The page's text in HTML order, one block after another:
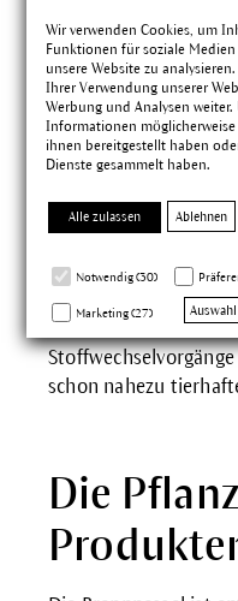
Wir verwenden Cookies, um
Funktionen für soziale
unsere Website zu
Ihrer Verwendung unserer
Werbung und Analysen
Informationen
ihnen bereitgestellt haben
Dienste gesammelt haben.
Alle zulassen Ablehnen
Notwendig (30)
Marketing (27)
Die
Mit drei Merkmalen
Brennhaaren, dem
ihrem hohen Gehalt
satten Grünton zu
etwas Starres,
schon nahezu
Die